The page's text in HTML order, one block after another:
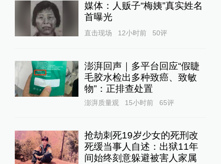
媒体：人贩子“梅姨”真实姓名
首曝光
直击现场 12小时前 50评
澎湃回声｜多平台回应“假睫
毛胶水检出多种致癌、致敏
物”：正排查处置
澎湃质量观 15小时前 65评
抢劫刺死19岁少女的死刑改
死缓当事人自述：出狱11年
间始终刻意躲避被害人家属